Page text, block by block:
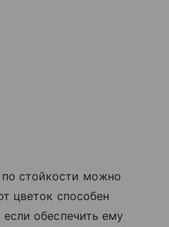
стойкости можно
цветок способен
обеспечить ему